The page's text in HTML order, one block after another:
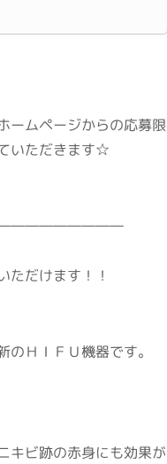
ームページからの応募限
いただきます☆
だけます！！
ＨＩＦＵ機器です。
キビ跡の赤身にも効果が